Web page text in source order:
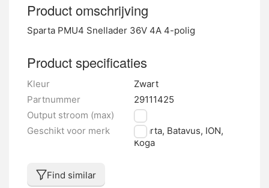
Product omschrijving
Sparta PMU4 Snellader 36V 4A 4-polig
Product specificaties
Kleur
Zwart
Partnummer
29111425
Output stroom (max)
4 A
Geschikt voor merk
Sparta, Batavus, ION,
Koga
Find similar